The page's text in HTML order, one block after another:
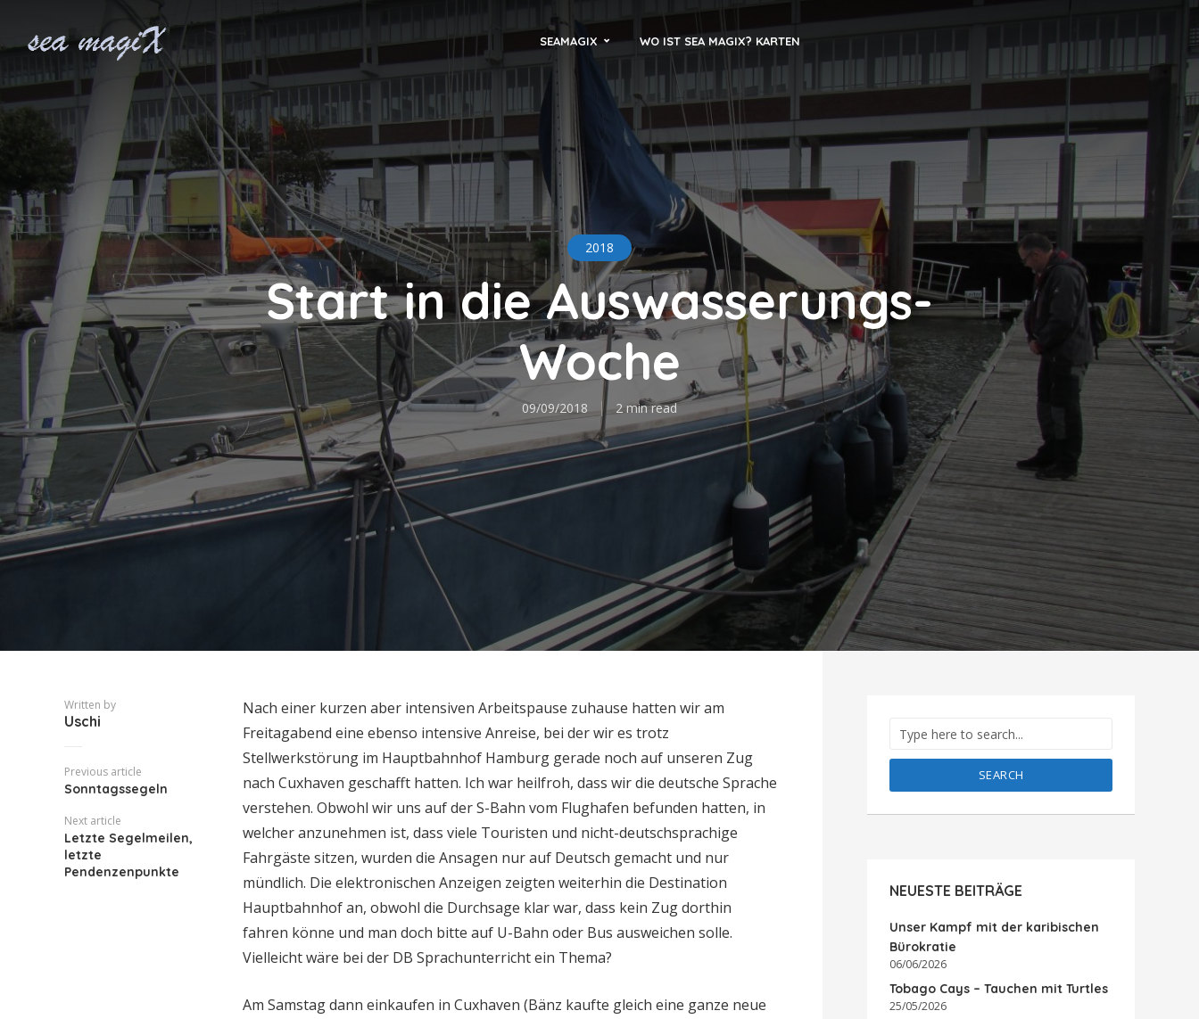
SEAMAGIX WO IST SEA MAGIX? KARTEN
2018
Start in die Auswasserungs-
Woche
09/09/2018 2 min read
Written by
Uschi
Previous article
Sonntagssegeln
Next article
Letzte Segelmeilen,
letzte
Pendenzenpunkte
Nach einer kurzen aber intensiven Arbeitspause zuhause hatten wir am
Freitagabend eine ebenso intensive Anreise, bei der wir es trotz
Stellwerkstörung im Hauptbahnhof Hamburg gerade noch auf unseren Zug
nach Cuxhaven geschafft hatten. Ich war heilfroh, dass wir die deutsche Sprache
verstehen. Obwohl wir uns auf der S-Bahn vom Flughafen befunden hatten, in
welcher anzunehmen ist, dass viele Touristen und nicht-deutschsprachige
Fahrgäste sitzen, wurden die Ansagen nur auf Deutsch gemacht und nur
mündlich. Die elektronischen Anzeigen zeigten weiterhin die Destination
Hauptbahnhof an, obwohl die Durchsage klar war, dass kein Zug dorthin
fahren könne und man doch bitte auf U-Bahn oder Bus ausweichen solle.
Vielleicht wäre bei der DB Sprachunterricht ein Thema?
Am Samstag dann einkaufen in Cuxhaven (Bänz kaufte gleich eine ganze neue
SEARCH
NEUESTE BEITRÄGE
Unser Kampf mit der karibischen
Bürokratie
06/06/2026
Tobago Cays – Tauchen mit Turtles
25/05/2026